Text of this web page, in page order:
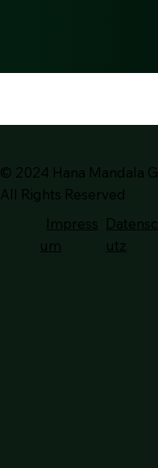
© 2024 Hana Mandala
All Rights Reserved
Impress
um
utz